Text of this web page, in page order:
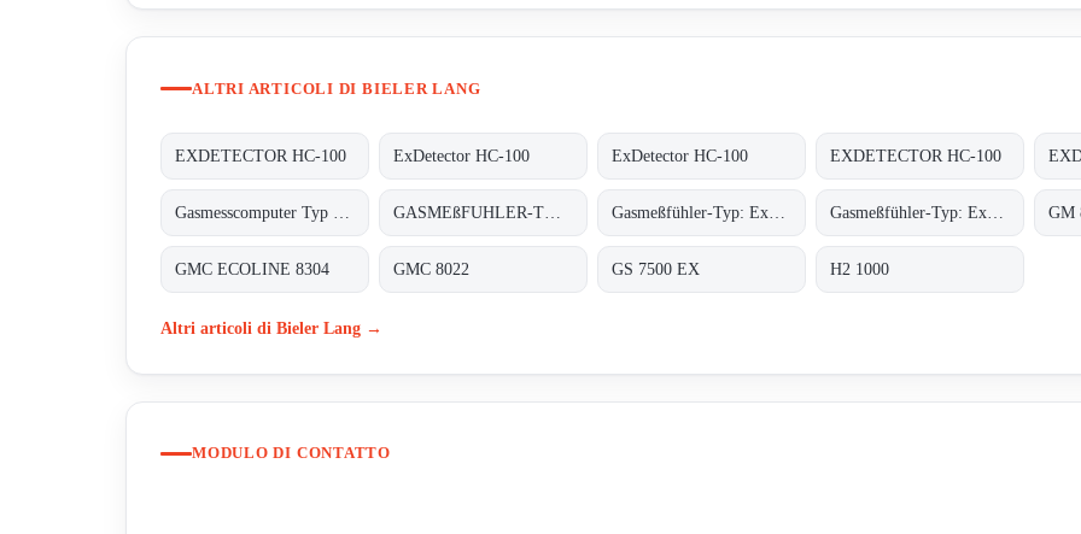
ALTRI ARTICOLI DI BIELER LANG
EXDETECTOR HC-100 ExDetector HC-100 ExDetector HC-100 EXDETECTOR HC-100
GM
GMC ECOLINE 8304 GMC 8022 GS 7500 EX H2 1000
Altri articoli di Bieler Lang →
MODULO DI CONTATTO